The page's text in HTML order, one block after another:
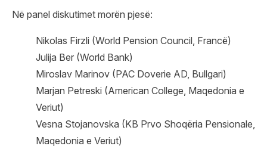
Në panel diskutimet morën pjesë:
Nikolas Firzli (World Pension Council, Francë)
Julija Ber (World Bank)
Miroslav Marinov (PAC Doverie AD, Bullgari)
Marjan Petreski (American College, Maqedonia e
Veriut)
Vesna Stojanovska (KB Prvo Shoqëria Pensionale,
Maqedonia e Veriut)